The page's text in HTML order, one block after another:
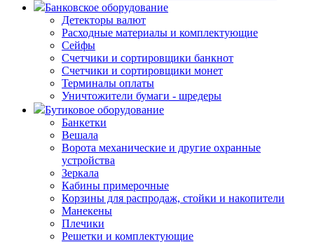
Банковское оборудование
Детекторы валют
Расходные материалы и комплектующие
Сейфы
Счетчики и сортировщики банкнот
Счетчики и сортировщики монет
Терминалы оплаты
Уничтожители бумаги - шредеры
Бутиковое оборудование
Банкетки
Вешала
Ворота механические и другие охранные
устройства
Зеркала
Кабины примерочные
Корзины для распродаж, стойки и накопители
Манекены
Плечики
Решетки и комплектующие